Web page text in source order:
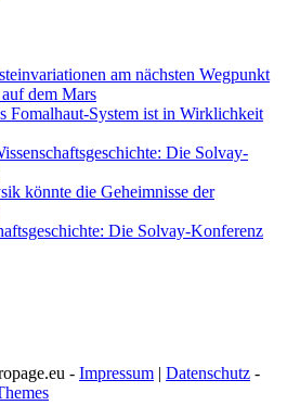
am nächsten Wegpunkt
dem Mars
Fomalhaut-System ist in Wirklichkeit
Die Solvay-
könnte die Geheimnisse der
Die Solvay-Konferenz
- Impressum | Datenschutz -